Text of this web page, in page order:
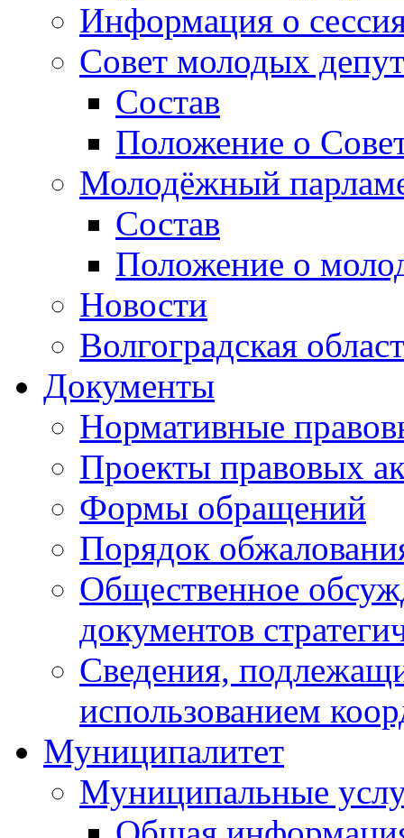
Информация о
Совет молодых
Состав
Положение о
Молодёжный
Состав
Положение о
Новости
Волгоградская
Документы
Нормативные
Проекты правовых
Формы обращений
Порядок
Общественное
документов
Сведения,
использованием
Муниципалитет
Муниципальные